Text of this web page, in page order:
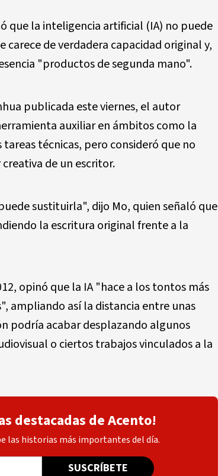
que la inteligencia artificial (IA) no puede
de verdadera capacidad original y,
"productos de segunda mano".
publicada este viernes, el autor
auxiliar en ámbitos como la
técnicas, pero consideró que no
de un escritor.
sustituirla", dijo Mo, quien señaló que
la escritura original frente a la
opinó que la IA "hace a los tontos más
ampliando así la distancia entre unas
podría acabar desplazando algunos
o ciertos trabajos vinculados a la
destacadas de Acento!
las historias más importantes del día.
SUSCRÍBETE